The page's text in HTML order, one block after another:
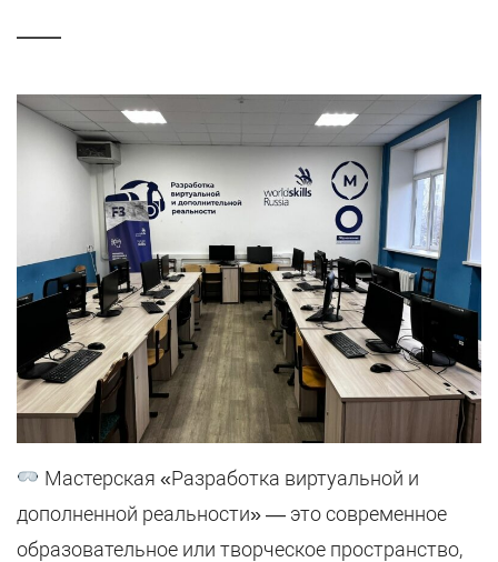
Мастерская «Разработка виртуальной и
дополненной реальности» — это современное
образовательное или творческое пространство,